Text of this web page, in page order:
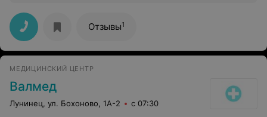
Отзывы1
МЕДИЦИНСКИЙ ЦЕНТР
Валмед
Лунинец, ул. Бохоново, 1А-2 с 07:30